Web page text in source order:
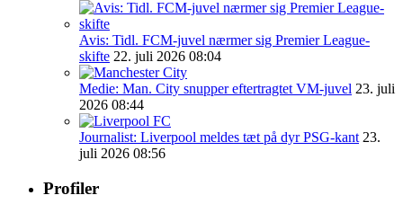
Avis: Tidl. FCM-juvel nærmer sig Premier League-
skifte 22. juli 2026 08:04
Medie: Man. City snupper eftertragtet VM-juvel 23. juli
2026 08:44
Journalist: Liverpool meldes tæt på dyr PSG-kant 23.
juli 2026 08:56
Profiler